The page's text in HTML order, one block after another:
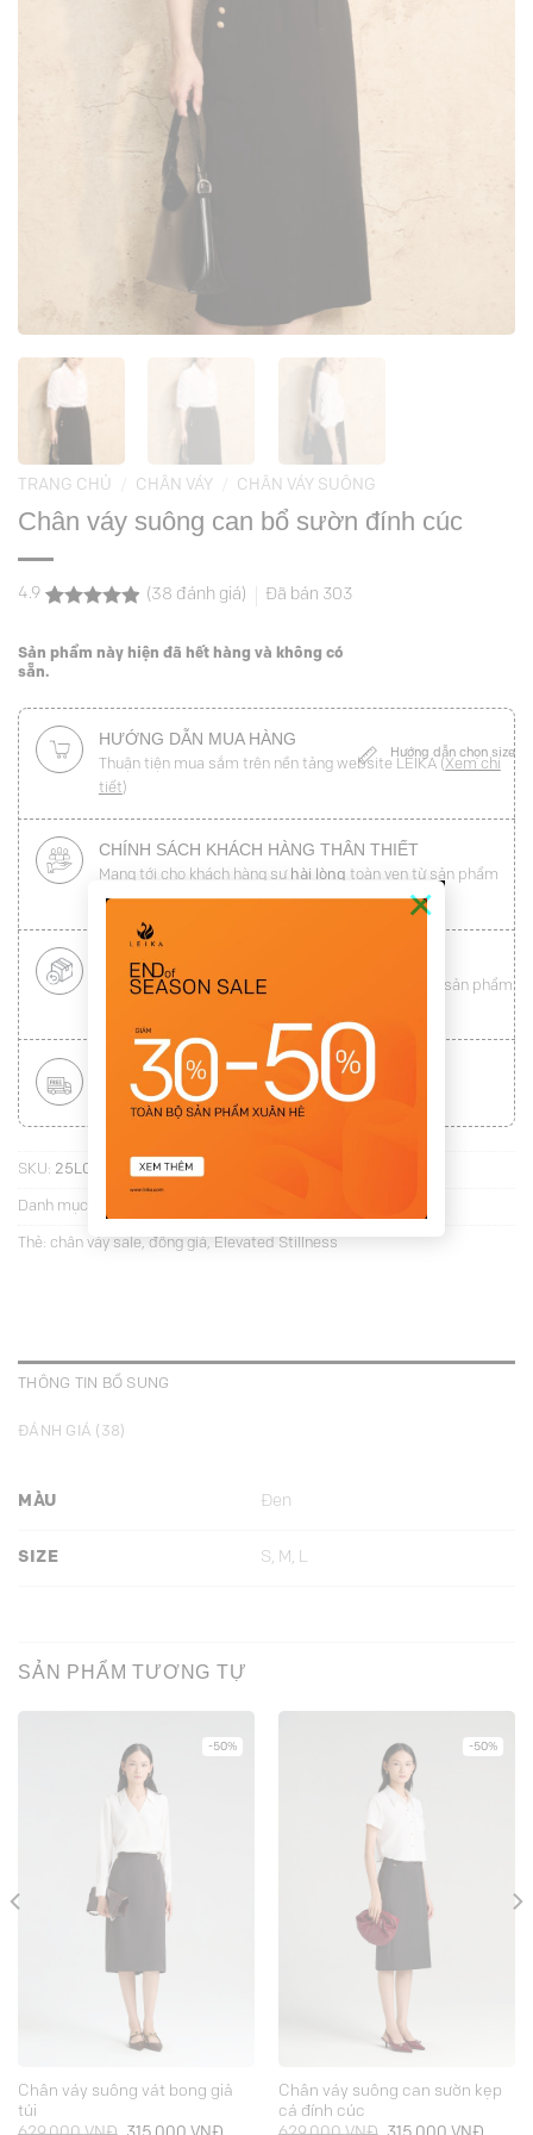
×
TRANG CHỦ CHÂN VÁY CHÂN VÁY SUÔNG
Chân váy suông can bổ sườn đính cúc
4.9
dựa trên
đánh giá
(38 đánh giá) Đã bán 303
Hướng dẫn chọn size
Sản phẩm này hiện đã hết hàng và không có
sẵn.
HƯỚNG DẪN MUA HÀNG
Thuận tiện mua sắm trên nền tảng website LEIKA (Xem chi
tiết)
CHÍNH SÁCH KHÁCH HÀNG THÂN THIẾT
Mang tới cho khách hàng sự hài lòng toàn vẹn từ sản phẩm
đến dịch vụ (Xem chi tiết)
ĐỔI HÀNG NHANH CHÓNG
Được đổi trả hàng nhanh chóng lên tới
cho sản phẩm
MIỄN PHÍ VẬN CHUYỂN TOÀN QUỐC
Áp dụng với hóa đơn từ 300.000Đ(Xem chi tiết
SKU: 25L04C2-JS4285S
Danh mục:
Thẻ: chân váy sale, đồng giá, Elevated Stillness
THÔNG TIN BỔ SUNG
ĐÁNH GIÁ (38)
MÀU Đen
SIZE S, M, L
SẢN PHẨM TƯƠNG TỰ
-50%
Chân váy suông vát bong giả
túi
-50%
Chân váy suông can sườn kẹp
cá đính cúc